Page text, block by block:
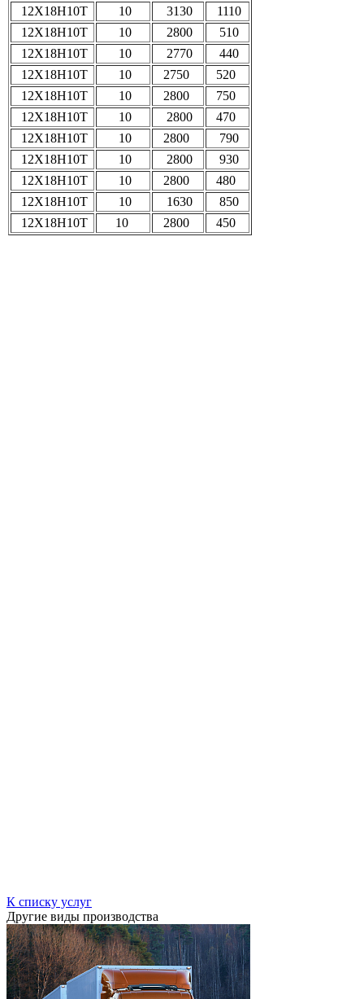
12Х18Н10Т
10 3130
1110
12Х18Н10Т
10 2800
510
12Х18Н10Т
10 2770
440
12Х18Н10Т
10 2750
520
12Х18Н10Т
10 2800
750
12Х18Н10Т
10 2800
470
12Х18Н10Т
10 2800
790
12Х18Н10Т
10 2800
930
12Х18Н10Т
10 2800
480
12Х18Н10Т
10 1630
850
12Х18Н10Т
10 2800 450
К списку услуг
Другие виды производства